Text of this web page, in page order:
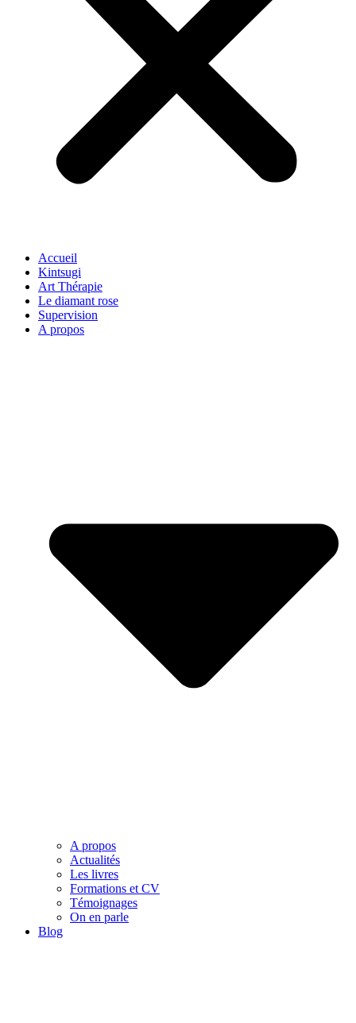
Accueil
Kintsugi
Art Thérapie
Le diamant rose
Supervision
A propos
A propos
Actualités
Les livres
Formations et CV
Témoignages
On en parle
Blog